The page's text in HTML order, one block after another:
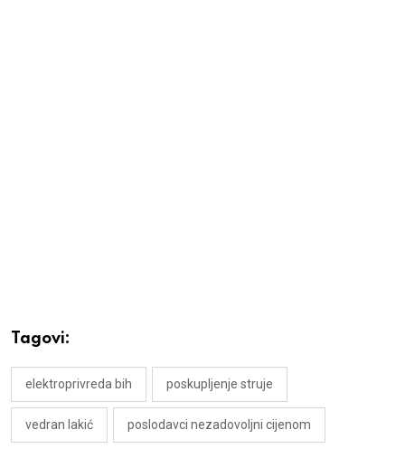
Tagovi:
elektroprivreda bih poskupljenje struje
vedran lakić poslodavci nezadovoljni cijenom